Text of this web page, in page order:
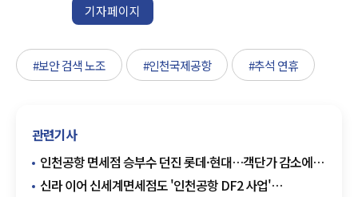
기자페이지
#보안 검색 노조 #인천국제공항 #추석 연휴
관련기사
인천공항 면세점 승부수 던진 롯데·현대…객단가 감소에
전략 고심
신라 이어 신세계면세점도 '인천공항 DF2 사업'